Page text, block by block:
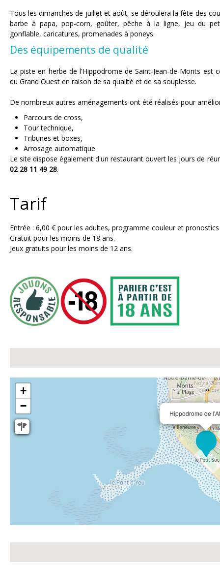
Tous les dimanches de juillet et août, se déroulera la fête des
barbe à papa, pop-corn, goûter, pêche à la ligne, jeu du
gonflable, caricatures, promenades à poneys.
Des équipements de qualité
La piste en herbe de l'Hippodrome de Saint-Jean-de-Monts est
du Grand Ouest en raison de sa qualité et de sa souplesse.
De nombreux autres aménagements ont été réalisés pour
Parcours de cross,
Tour technique,
Tribunes et boxes,
Arrosage automatique.
Le site dispose également d'un restaurant ouvert les jours de
02 28 11 49 28.
Tarif
Entrée : 6,00 € pour les adultes, programme couleur et
Gratuit pour les moins de 18 ans.
Jeux gratuits pour les moins de 12 ans.
Hippodrome de
+
−